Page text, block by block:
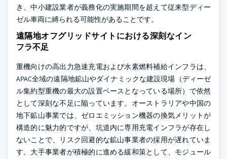
き、中小建設業者が義務化の実施期間を超えて従来型ディー
ゼル車両に縛られる可能性があることです。
遠隔地オフグリッドサイトにおける深刻なイン
フラ不足
重機向けの高出力急速充電および水素燃料補給インフラは、
APAC全域の遠隔地鉱山やダイナミックな建設現場（ディーゼ
ル集約型重機の最大の設置ベースとなっている場所）で依然
として深刻な不足に陥っています。オーストラリアや中国の
地下鉱山事業では、ゼロエミッション機器の換気メリットが
構造的に魅力的ですが、坑道内に専用充電インフラが存在し
ないことで、リスク回避的な鉱山事業者の採用が遅れていま
す。大手事業者が積極的に進める緩和策として、モジュール